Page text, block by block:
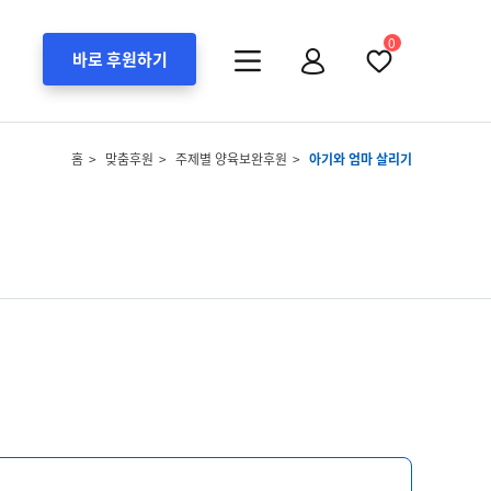
바로 후원하기
0
홈 맞춤후원 주제별 양육보완후원 아기와 엄마 살리기